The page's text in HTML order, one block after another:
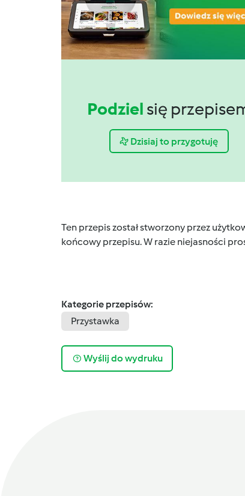
Podziel się
Dzisiaj to przygotuję
Ten przepis został stworzony przez
końcowy przepisu. W razie niejasności
Kategorie przepisów:
Przystawka
Wyślij do wydruku